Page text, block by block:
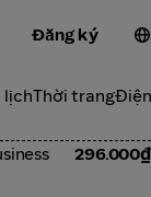
Đăng ký
lịchThời trang
296.000₫